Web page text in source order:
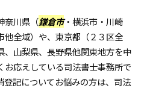
奈川県（鎌倉市・横浜市・川崎
全域）や、東京都（２３区全
山梨県、長野県他関東地方を中
応えしている司法書士事務所で
記についてお悩みの方は、司法